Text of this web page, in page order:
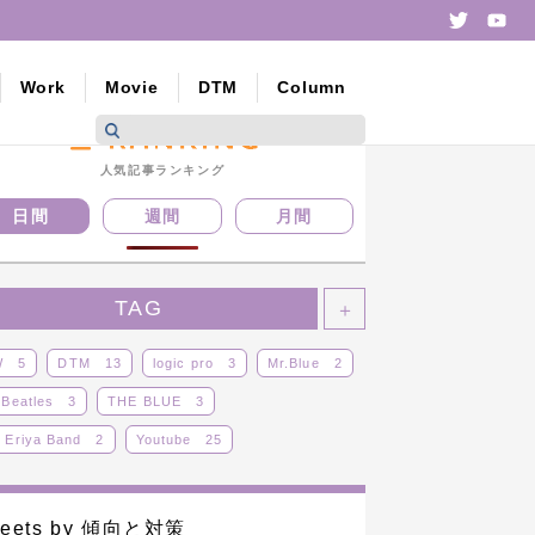
Work Movie DTM Column
人気記事ランキング
日間 週間 月間
TAG ＋
5 DTM 13 logic pro 3 Mr.Blue 2
3 THE BLUE 3
Eriya Band 2 Youtube 25
ライブ
by 傾向と対策